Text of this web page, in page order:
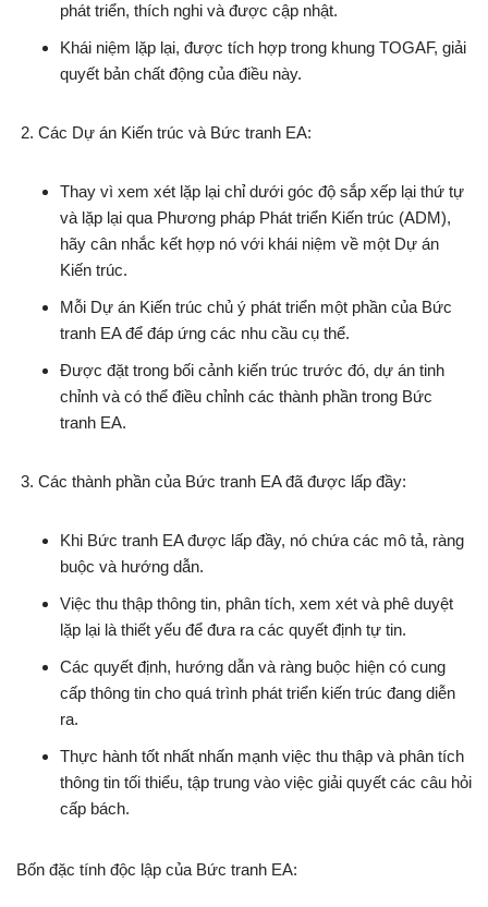
phát triển, thích nghi và được cập nhật.
Khái niệm lặp lại, được tích hợp trong khung TOGAF, giải
quyết bản chất động của điều này.
Các Dự án Kiến trúc và Bức tranh EA:
Thay vì xem xét lặp lại chỉ dưới góc độ sắp xếp lại thứ tự
và lặp lại qua Phương pháp Phát triển Kiến trúc (ADM),
hãy cân nhắc kết hợp nó với khái niệm về một Dự án
Kiến trúc.
Mỗi Dự án Kiến trúc chủ ý phát triển một phần của Bức
tranh EA để đáp ứng các nhu cầu cụ thể.
Được đặt trong bối cảnh kiến trúc trước đó, dự án tinh
chỉnh và có thể điều chỉnh các thành phần trong Bức
tranh EA.
Các thành phần của Bức tranh EA đã được lấp đầy:
Khi Bức tranh EA được lấp đầy, nó chứa các mô tả, ràng
buộc và hướng dẫn.
Việc thu thập thông tin, phân tích, xem xét và phê duyệt
lặp lại là thiết yếu để đưa ra các quyết định tự tin.
Các quyết định, hướng dẫn và ràng buộc hiện có cung
cấp thông tin cho quá trình phát triển kiến trúc đang diễn
ra.
Thực hành tốt nhất nhấn mạnh việc thu thập và phân tích
thông tin tối thiểu, tập trung vào việc giải quyết các câu hỏi
cấp bách.
Bốn đặc tính độc lập của Bức tranh EA: